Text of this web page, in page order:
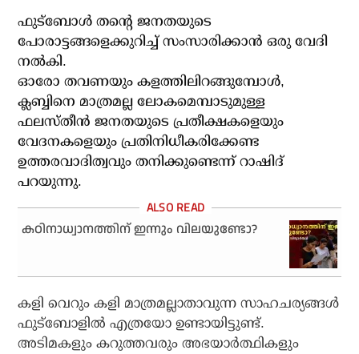
ഫുട്‌ബോള്‍ തന്റെ ജനതയുടെ
പോരാട്ടങ്ങളെക്കുറിച്ച് സംസാരിക്കാന്‍ ഒരു വേദി
നല്‍കി.
ഓരോ തവണയും കളത്തിലിറങ്ങുമ്പോള്‍,
ക്ലബ്ബിനെ മാത്രമല്ല ലോകമെമ്പാടുമുള്ള
ഫലസ്തീന്‍ ജനതയുടെ പ്രതീക്ഷകളെയും
വേദനകളെയും പ്രതിനിധീകരിക്കേണ്ട
ഉത്തരവാദിത്വവും തനിക്കുണ്ടെന്ന് റാഷിദ്
പറയുന്നു.
കഠിനാധ്വാനത്തിന് ഇന്നും വിലയുണ്ടോ?
കളി വെറും കളി മാത്രമല്ലാതാവുന്ന സാഹചര്യങ്ങള്‍
ഫുട്‌ബോളില്‍ എത്രയോ ഉണ്ടായിട്ടുണ്ട്.
അടിമകളും കറുത്തവരും അഭയാര്‍ത്ഥികളും